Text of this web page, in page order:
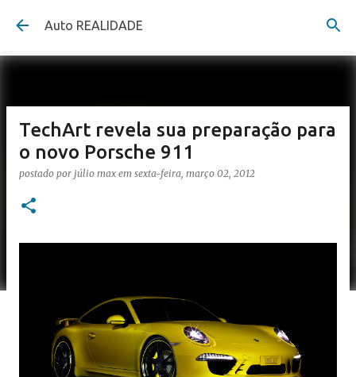
Pular para o conteúdo principal
Auto REALIDADE
TechArt revela sua preparação para
o novo Porsche 911
postado por júlio max em sexta-feira, março 02, 2012